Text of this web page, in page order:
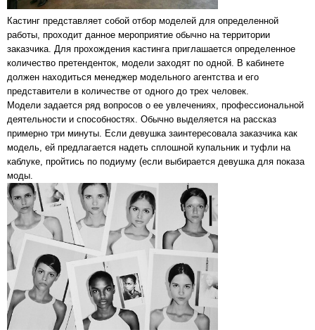
Кастинг представляет собой отбор моделей для определенной
работы, проходит данное мероприятие обычно на территории
заказчика. Для прохождения кастинга приглашается определенное
количество претенденток, модели заходят по одной. В кабинете
должен находиться менеджер модельного агентства и его
представители в количестве от одного до трех человек.
Модели задается ряд вопросов о ее увлечениях, профессиональной
деятельности и способностях. Обычно выделяется на рассказ
примерно три минуты. Если девушка заинтересовала заказчика как
модель, ей предлагается надеть сплошной купальник и туфли на
каблуке, пройтись по подиуму (если выбирается девушка для показа
моды.